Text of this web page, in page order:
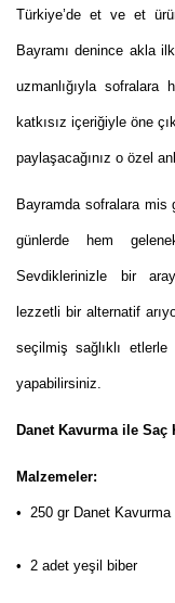
Türkiye’de et ve et
Bayramı denince akla
uzmanlığıyla sofralara
katkısız içeriğiyle öne
paylaşacağınız o özel
Bayramda sofralara mis
günlerde hem
Sevdiklerinizle bir
lezzetli bir alternatif
seçilmiş sağlıklı
yapabilirsiniz.
Danet Kavurma ile Saç
Malzemeler:
• 250 gr Danet Kavurma
• 2 adet yeşil biber